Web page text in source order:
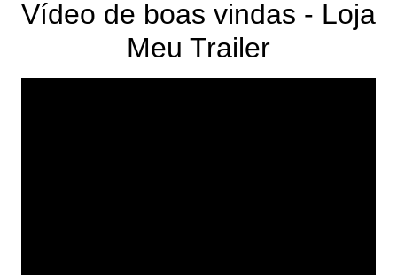
Vídeo de boas vindas - Loja
Meu Trailer